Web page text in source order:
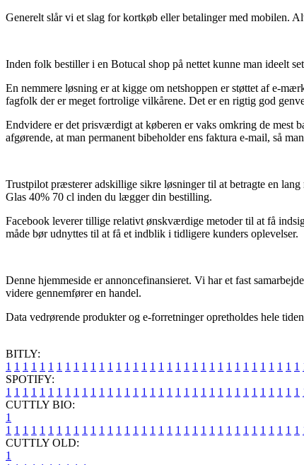
Generelt slår vi et slag for kortkøb eller betalinger med mobilen.
Inden folk bestiller i en Botucal shop på nettet kunne man ideelt
En nemmere løsning er at kigge om netshoppen er støttet af e-
fagfolk der er meget fortrolige vilkårene. Det er en rigtig god
Endvidere er det prisværdigt at køberen er vaks omkring de mest
afgørende, at man permanent bibeholder ens faktura e-mail, så
Trustpilot præsterer adskillige sikre løsninger til at betragte en
Glas 40% 70 cl inden du lægger din bestilling.
Facebook leverer tillige relativt ønskværdige metoder til at få
måde bør udnyttes til at få et indblik i tidligere kunders oplevelser.
Denne hjemmeside er annoncefinansieret. Vi har et fast
videre gennemfører en handel.
Data vedrørende produkter og e-forretninger opretholdes hele
BITLY:
1 1 1 1 1 1 1 1 1 1 1 1 1 1 1 1 1 1 1 1 1 1 1 1 1 1 1 1 1 1 1 1 1 1 1
SPOTIFY:
1 1 1 1 1 1 1 1 1 1 1 1 1 1 1 1 1 1 1 1 1 1 1 1 1 1 1 1 1 1 1 1 1 1 1
CUTTLY BIO:
1
1 1 1 1 1 1 1 1 1 1 1 1 1 1 1 1 1 1 1 1 1 1 1 1 1 1 1 1 1 1 1 1 1 1 1
CUTTLY OLD:
1